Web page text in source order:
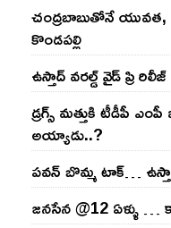
చంద్ర‌బాబుతోనే యువ‌త‌,
కొండ‌ప‌ల్లి
ఉస్తాద్ వ‌ర‌ల్డ్ వైడ్ ప్రి
డ్రగ్స్ మత్తుకి టీడీపీ
అయ్యాడు..?
ప‌వ‌న్ బొమ్మ టాక్‌…
జనసేన @12 ఏళ్ళు …